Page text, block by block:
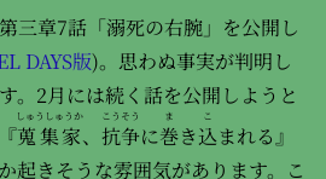
三章7話「溺死の右腕」を公開し
DAYS版)。思わぬ事実が判明し
。2月には続く話を公開しようと
蒐集家
しゅうしゅうか
、 抗争
こうそう
に巻
ま
き込
こ
まれる』
起きそうな雰囲気があります。こ